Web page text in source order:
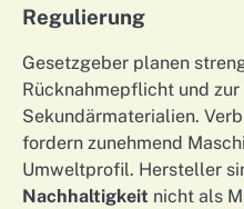
Regulierung
Gesetzgeber planen
Rücknahmepflicht und
Sekundärmaterialien.
fordern zunehmend
Umweltprofil. Hersteller
Nachhaltigkeit nicht als